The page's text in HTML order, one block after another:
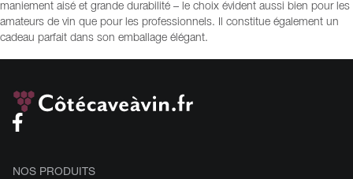
maniement aisé et grande durabilité – le choix évident aussi bien pour les
amateurs de vin que pour les professionnels. Il constitue également un
cadeau parfait dans son emballage élégant.
NOS PRODUITS